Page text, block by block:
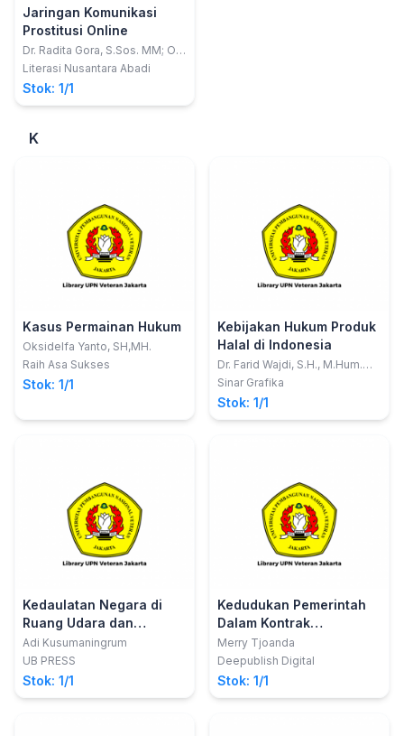
Jaringan Komunikasi
Prostitusi Online
Dr. Radita Gora, S.Sos. MM; Oni
Tarsani, S.Sos.I, M.Ikom
Literasi Nusantara Abadi
Stok: 1/1
K
Kasus Permainan Hukum
Oksidelfa Yanto, SH,MH.
Raih Asa Sukses
Stok: 1/1
Kebijakan Hukum Produk
Halal di Indonesia
Dr. Farid Wajdi, S.H., M.Hum.
dan Diana Susanti, S.H., M.Kn.
Sinar Grafika
Stok: 1/1
Kedaulatan Negara di
Ruang Udara dan
Perkembangan Angkutan
Udara Internasional
Adi Kusumaningrum
UB PRESS
Stok: 1/1
Kedudukan Pemerintah
Dalam Kontrak
Pengadaan Barang Dan
Jasa
Merry Tjoanda
Deepublish Digital
Stok: 1/1